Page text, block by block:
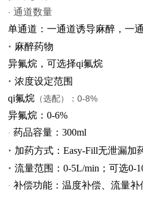
·通道数量
单通道：一通道诱导麻醉，一
· 麻醉药物
异氟烷，可选择qi氟烷
·浓度设定范围
qi氟烷 （选配）：0-8%
异氟烷：0-6%
·药品容量：300ml
· 加药方式：Easy-Fill无泄漏加
·流量范围：0-5L/min；可选0-
·补偿功能：温度补偿、流量补